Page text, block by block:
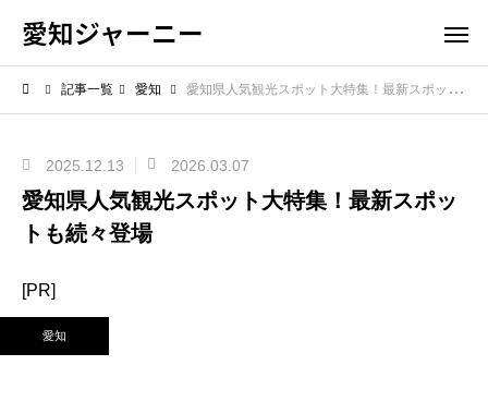
愛知ジャーニー
記事一覧 愛知 愛知県人気観光スポット大特集！最新スポットも続々登場
2025.12.13 2026.03.07
愛知県人気観光スポット大特集！最新スポッ
トも続々登場
[PR]
愛知